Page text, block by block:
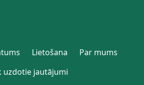
Lietošana
Par mums
uzdotie jautājumi